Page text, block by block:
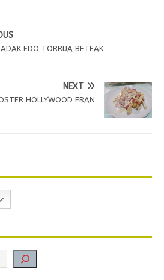
EDO TORRIJA BETEAK
NEXT
HOLLYWOOD ERAN